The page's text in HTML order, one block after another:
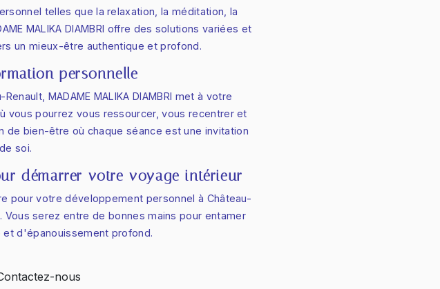
telles que la relaxation, la méditation, la
MALIKA DIAMBRI offre des solutions variées et
un mieux-être authentique et profond.
personnelle
MADAME MALIKA DIAMBRI met à votre
vous pourrez vous ressourcer, vous recentrer et
bien-être où chaque séance est une invitation
soi.
démarrer votre voyage intérieur
pour votre développement personnel à Château-
Vous serez entre de bonnes mains pour entamer
d'épanouissement profond.
nous